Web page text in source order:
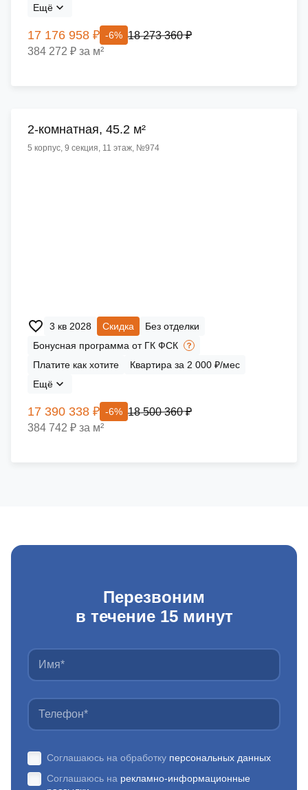
Ещё
17 176 958 ₽ -6% 18 273 360 ₽
384 272 ₽ за м²
2-комнатная, 45.2 м²
5 корпус, 9 секция, 11 этаж, №974
3 кв 2028 Скидка
Без отделки
Бонусная программа от ГК ФСК
Платите как хотите
Квартира за 2 000 ₽/мес
Ещё
17 390 338 ₽ -6% 18 500 360 ₽
384 742 ₽ за м²
Перезвоним
в течение 15 минут
Соглашаюсь на обработку персональных данных
Соглашаюсь на рекламно-информационные